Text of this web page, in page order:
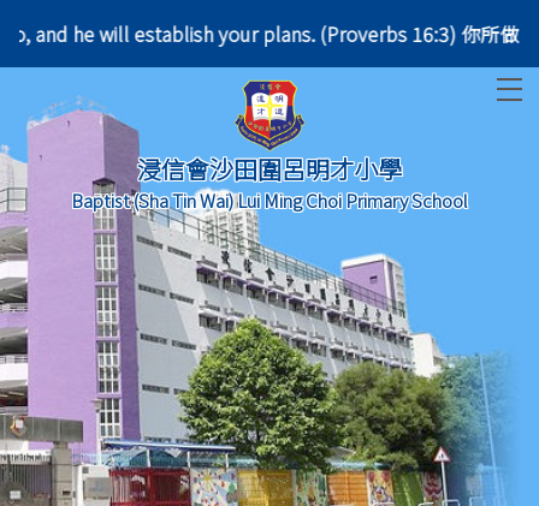
and he will establish your plans. (Proverbs 16:3) 你所做的
浸信會沙田圍呂明才小學
Baptist (Sha Tin Wai) Lui Ming Choi Primary School